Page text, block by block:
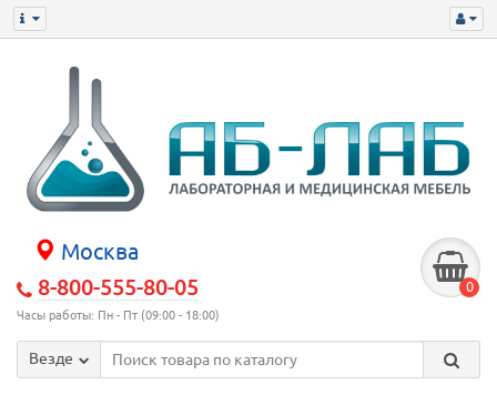
Москва
8-800-555-80-05
Часы работы: Пн - Пт (09:00 - 18:00)
0
Везде